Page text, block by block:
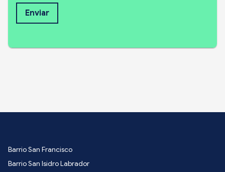
Enviar
Barrio San Francisco
Barrio San Isidro Labrador